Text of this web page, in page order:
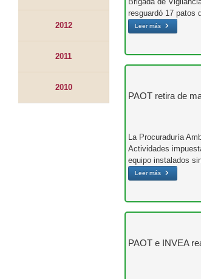
2012
2011
2010
resguardó 17 patos
Leer más
PAOT retira de
La Procuraduría
Actividades
equipo instalados
Leer más
PAOT e INVEA